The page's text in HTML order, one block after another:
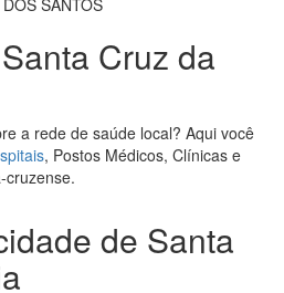
SANTOS
Cruz da
a rede de saúde local? Aqui você
, Postos Médicos, Clínicas e
cruzense.
de Santa